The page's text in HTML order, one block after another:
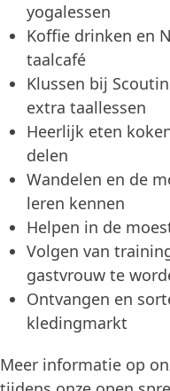
yogalessen
Koffie drinken en
taalcafé
Klussen bij
extra taallessen
Heerlijk eten
delen
Wandelen en de
leren kennen
Helpen in de
Volgen van
gastvrouw te
Ontvangen en
kledingmarkt
Meer informatie op